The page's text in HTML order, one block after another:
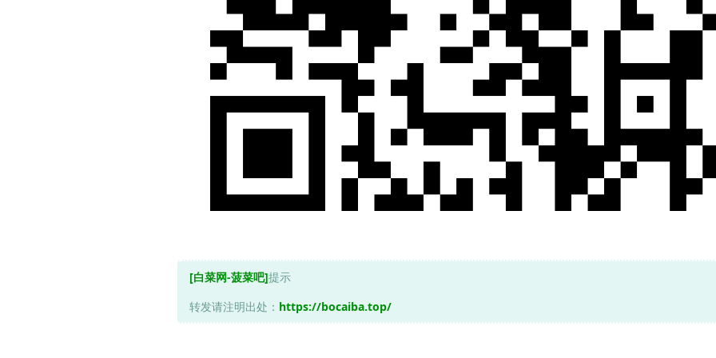
[白菜网-菠菜吧]提示
转发请注明出处： https://bocaiba.top/